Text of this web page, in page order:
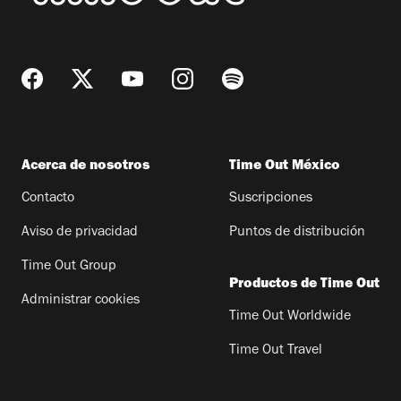
Acerca de nosotros
Contacto
Aviso de privacidad
Time Out Group
Administrar cookies
Time Out México
Suscripciones
Puntos de distribución
Productos de Time Out
Time Out Worldwide
Time Out Travel